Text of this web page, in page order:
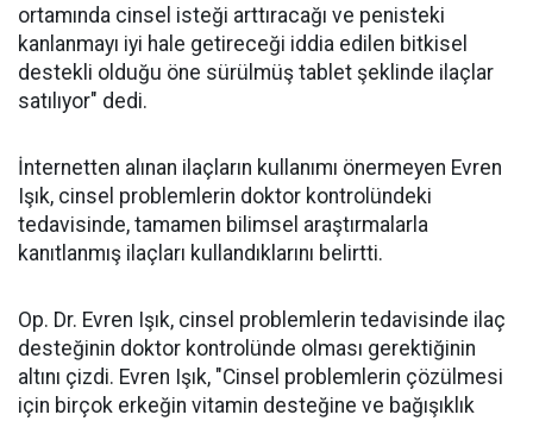
ortamında cinsel isteği arttıracağı ve penisteki
kanlanmayı iyi hale getireceği iddia edilen bitkisel
destekli olduğu öne sürülmüş tablet şeklinde ilaçlar
satılıyor" dedi.
İnternetten alınan ilaçların kullanımı önermeyen Evren
Işık, cinsel problemlerin doktor kontrolündeki
tedavisinde, tamamen bilimsel araştırmalarla
kanıtlanmış ilaçları kullandıklarını belirtti.
Op. Dr. Evren Işık, cinsel problemlerin tedavisinde ilaç
desteğinin doktor kontrolünde olması gerektiğinin
altını çizdi. Evren Işık, "Cinsel problemlerin çözülmesi
için birçok erkeğin vitamin desteğine ve bağışıklık